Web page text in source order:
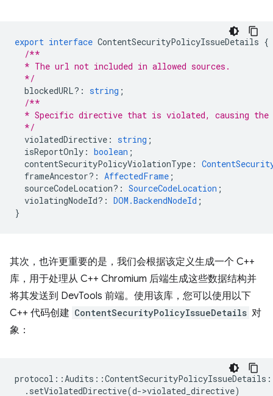
export interface ContentSecurityPolicyIssueDetails {
/**
  * The url not included in allowed sources.
  */
blockedURL? : string ;
/**
* Specific directive that is violated, causing the
  */
violatedDirective : string ;
isReportOnly : boolean ;
contentSecurityPolicyViolationType :
frameAncestor? : AffectedFrame ;
sourceCodeLocation? : SourceCodeLocation ;
violatingNodeId? : DOM.BackendNodeId ;
}
其次，也许更重要的是，我们会根据该定义生成一个 C++
库，用于处理从 C++ Chromium 后端生成这些数据结构并
将其发送到 DevTools 前端。使用该库，您可以使用以下
C++ 代码创建 ContentSecurityPolicyIssueDetails 对
象：
protocol ::Audits ::ContentSecurityPolicyIssueDetails
. setViolatedDirective(d->violated_directive)